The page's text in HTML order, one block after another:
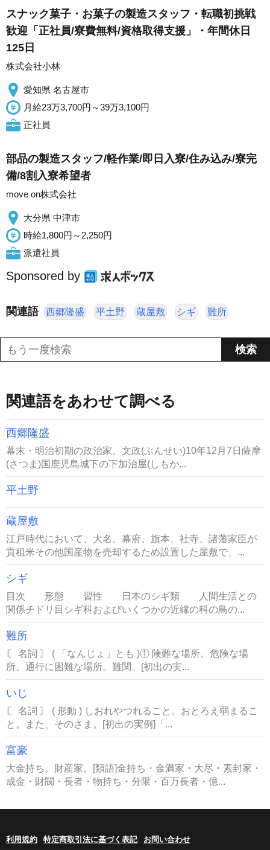
スナック菓子・お菓子の製造スタッフ・転職初挑戦
歓迎「正社員/寮費無料/資格取得支援」・年間休日
125日
株式会社小林
愛知県 名古屋市
月給23万3,700円～39万3,100円
正社員
部品の製造スタッフ/軽作業/即日入寮/住み込み/寮完
備/8割入寮希望者
move on株式会社
大分県 中津市
時給1,800円～2,250円
派遣社員
Sponsored by
関連語 西郷隆盛 平土野 蔵屋敷 シギ 難所
関連語をあわせて調べる
西郷隆盛
幕末・明治初期の政治家。文政(ぶんせい)10年12月7日薩摩
(さつま)国鹿児島城下の下加治屋(しもか...
平土野
蔵屋敷
江戸時代において、大名、幕府、旗本、社寺、諸藩家臣が
貢租米その他国産物を売却するため設置した屋敷で、...
シギ
目次 形態 習性 日本のシギ類 人間生活との
関係チドリ目シギ科およびいくつかの近縁の科の鳥の...
難所
〘 名詞 〙 ( 「なんじょ」とも )① 険難な場所。危険な場
所。通行に困難な場所。難関。[初出の実...
いじ
〘 名詞 〙 ( 形動 ) しおれやつれること。おとろえ弱まるこ
と。また、そのさま。[初出の実例]「...
富豪
大金持ち。財産家。[類語]金持ち・金満家・大尽・素封家・
成金・財閥・長者・物持ち・分限・百万長者・億...
利用規約 特定商取引法に基づく表記 お問い合わせ